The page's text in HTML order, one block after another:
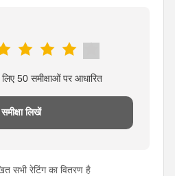
50 समीक्षाओं पर आधारित
समीक्षा लिखें
सभी रेटिंग का वितरण है